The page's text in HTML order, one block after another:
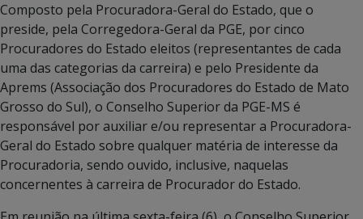
Composto pela Procuradora-Geral do Estado, que o
preside, pela Corregedora-Geral da PGE, por cinco
Procuradores do Estado eleitos (representantes de cada
uma das categorias da carreira) e pelo Presidente da
Aprems (Associação dos Procuradores do Estado de Mato
Grosso do Sul), o Conselho Superior da PGE-MS é
responsável por auxiliar e/ou representar a Procuradora-
Geral do Estado sobre qualquer matéria de interesse da
Procuradoria, sendo ouvido, inclusive, naquelas
concernentes à carreira de Procurador do Estado.